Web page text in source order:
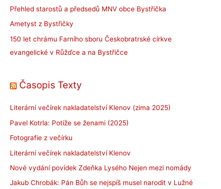
Přehled starostů a předsedů MNV obce Bystřička
Ametyst z Bystřičky
150 let chrámu Farního sboru Českobratrské církve
evangelické v Růžďce a na Bystřičce
Časopis Texty
Literární večírek nakladatelství Klenov (zima 2025)
Pavel Kotrla: Potíže se ženami (2025)
Fotografie z večírku
Literární večírek nakladatelství Klenov
Nové vydání povídek Zdeňka Lysého Nejen mezi nomády
Jakub Chrobák: Pán Bůh se nejspíš musel narodit v Lužné